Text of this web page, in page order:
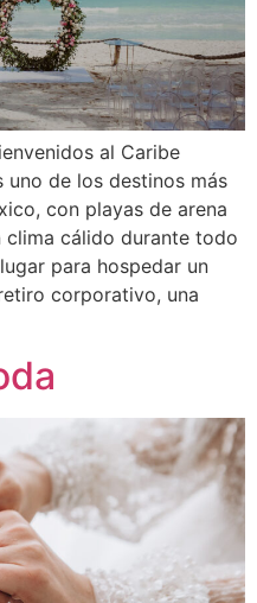
al Caribe
uno de los destinos más
con playas de arena
clima cálido durante todo
para hospedar un
corporativo, una